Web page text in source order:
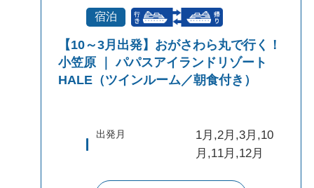
宿泊
【10～3月出発】おがさわら丸で行く！
小笠原 ｜ パパスアイランドリゾート
HALE（ツインルーム／朝食付き）
出発月
1月,2月,3月,10
月,11月,12月